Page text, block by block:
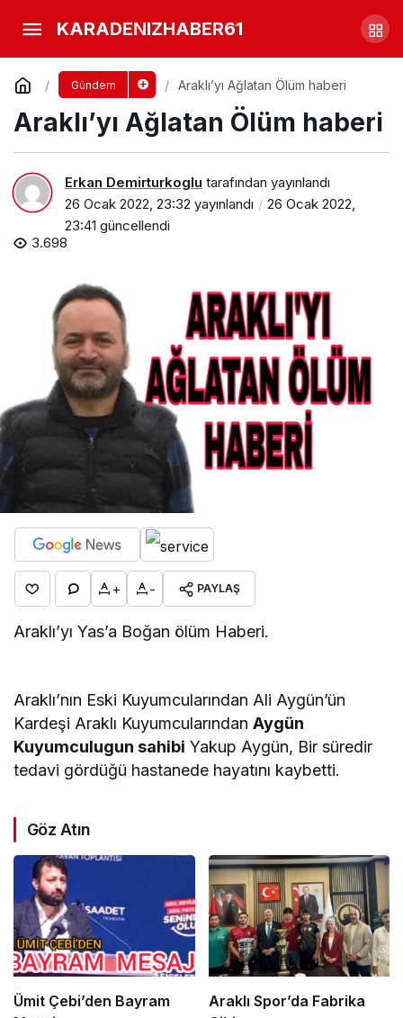
KARADENIZHABER61
Gündem Araklı’yı Ağlatan Ölüm haberi
Araklı’yı Ağlatan Ölüm haberi
Erkan Demirturkoglu tarafından yayınlandı
26 Ocak 2022, 23:32 yayınlandı
26 Ocak 2022,
23:41 güncellendi
3.698
+ - PAYLAŞ
Araklı’yı Yas’a Boğan ölüm Haberi.
Araklı’nın Eski Kuyumcularından Ali Aygün’ün
Kardeşi Araklı KuyumcularındanAygün
Kuyumculugun sahibi Yakup Aygün, Bir süredir
tedavi gördüğü hastanede hayatını kaybetti.
Göz Atın
Ümit Çebi’den Bayram
Araklı Spor’da Fabrika
AFAD’tan Trabzon’a Yeni Kar
UyarısıYorum Yap